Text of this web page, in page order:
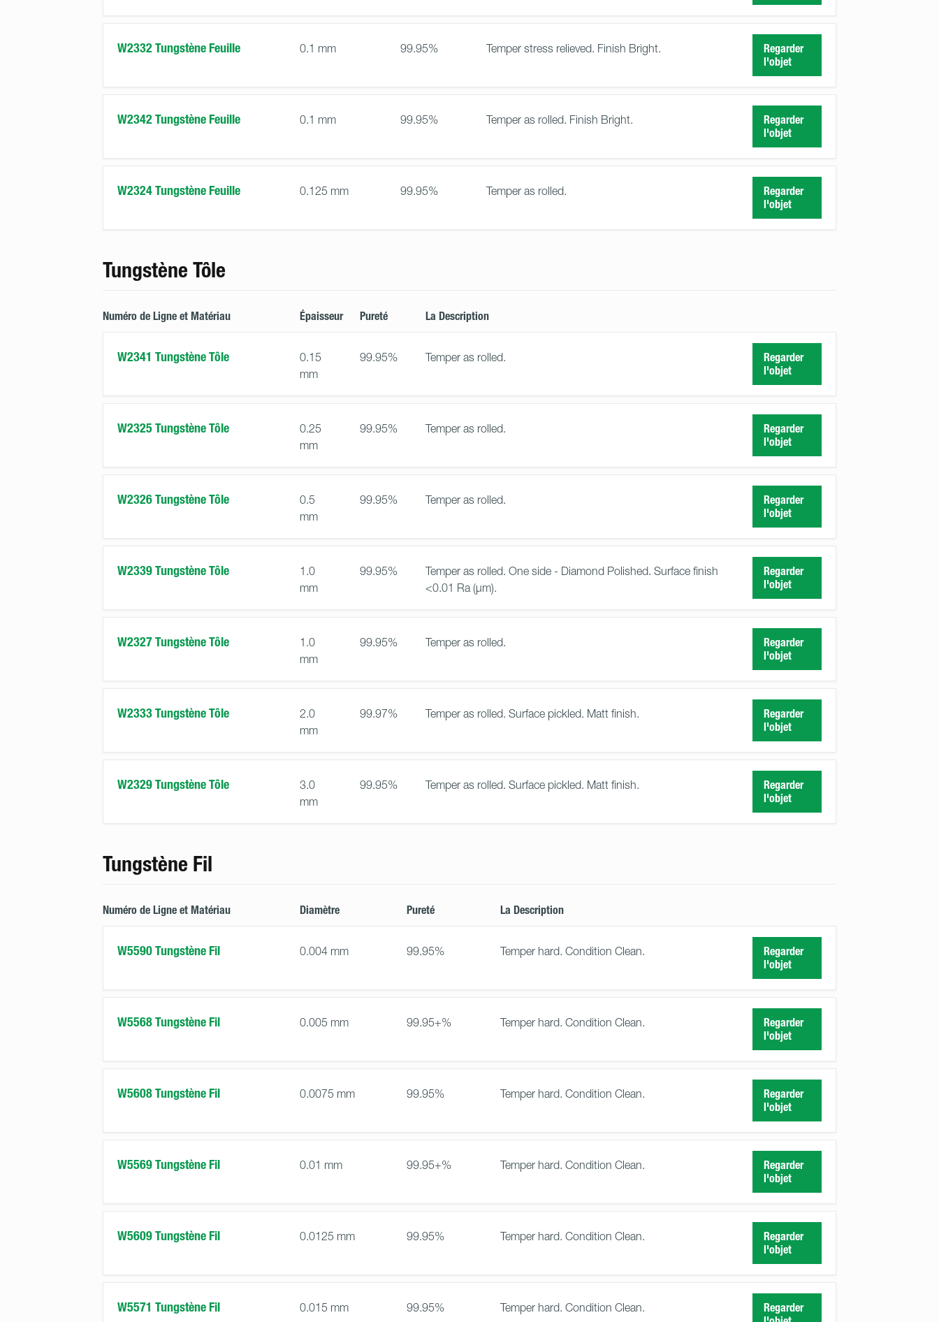
W2332 Tungstène Feuille 0.1 mm 99.95% Temper stress relieved. Finish Bright.
Regarder
l'objet
W2342 Tungstène Feuille 0.1 mm 99.95% Temper as rolled. Finish Bright.
Regarder
l'objet
W2324 Tungstène Feuille 0.125 mm 99.95% Temper as rolled.
Regarder
l'objet
Tungstène Tôle
Numéro de Ligne et Matériau Épaisseur Pureté La Description
W2341 Tungstène Tôle
0.15
mm
99.95% Temper as rolled.
Regarder
l'objet
W2325 Tungstène Tôle
0.25
mm
99.95% Temper as rolled.
Regarder
l'objet
W2326 Tungstène Tôle
0.5
mm
99.95% Temper as rolled.
Regarder
l'objet
W2339 Tungstène Tôle
1.0
mm
99.95%
Temper as rolled. One side - Diamond Polished. Surface finish
<0.01 Ra (µm).
Regarder
l'objet
W2327 Tungstène Tôle
1.0
mm
99.95% Temper as rolled.
Regarder
l'objet
W2333 Tungstène Tôle
2.0
mm
99.97% Temper as rolled. Surface pickled. Matt finish.
Regarder
l'objet
W2329 Tungstène Tôle
3.0
mm
99.95% Temper as rolled. Surface pickled. Matt finish.
Regarder
l'objet
Tungstène Fil
Numéro de Ligne et Matériau Diamètre Pureté La Description
W5590 Tungstène Fil 0.004 mm 99.95% Temper hard. Condition Clean.
Regarder
l'objet
W5568 Tungstène Fil 0.005 mm 99.95+% Temper hard. Condition Clean.
Regarder
l'objet
W5608 Tungstène Fil 0.0075 mm 99.95% Temper hard. Condition Clean.
Regarder
l'objet
W5569 Tungstène Fil 0.01 mm 99.95+% Temper hard. Condition Clean.
Regarder
l'objet
W5609 Tungstène Fil 0.0125 mm 99.95% Temper hard. Condition Clean.
Regarder
l'objet
W5571 Tungstène Fil 0.015 mm 99.95% Temper hard. Condition Clean.
Regarder